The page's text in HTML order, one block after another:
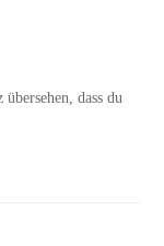
dass du